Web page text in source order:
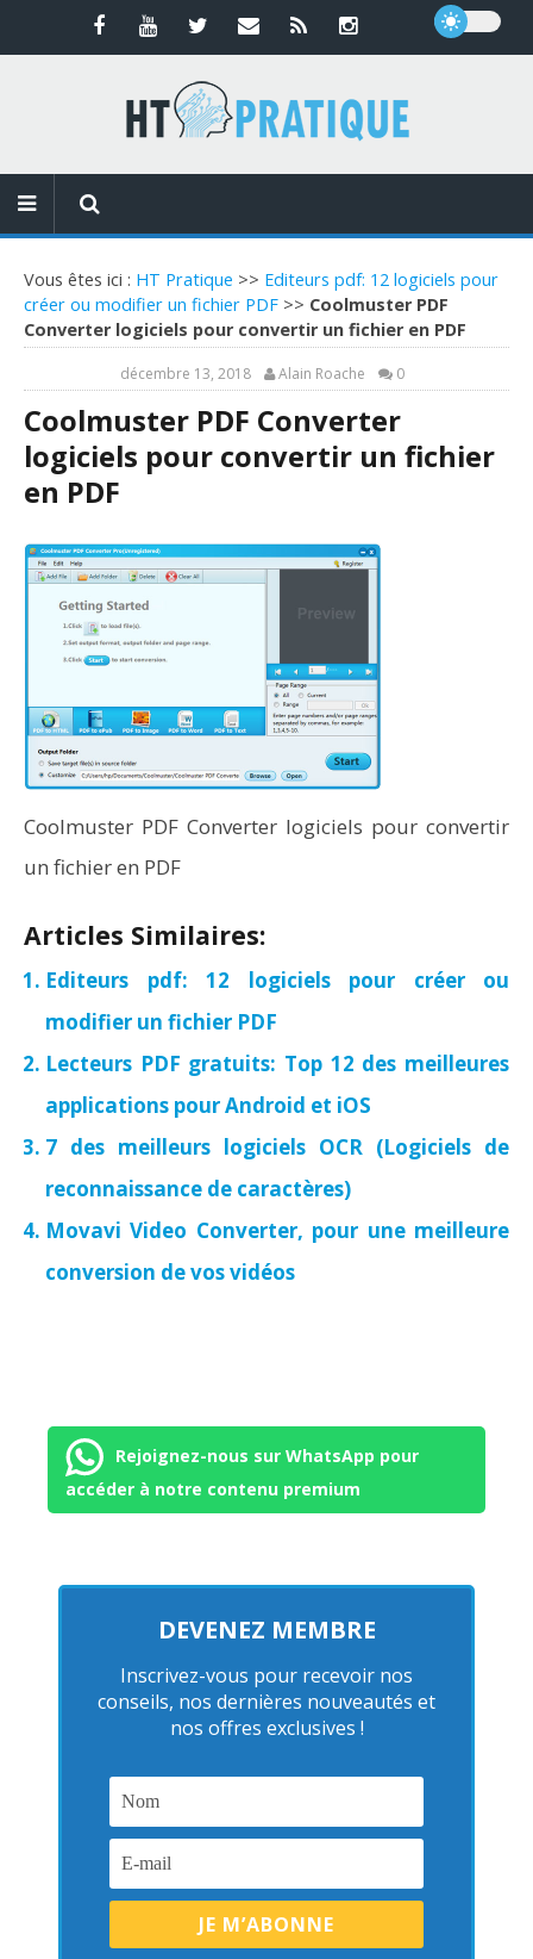
Vous êtes ici : HT Pratique >> Editeurs pdf: 12 logiciels pour
créer ou modifier un fichier PDF >> Coolmuster PDF
Converter logiciels pour convertir un fichier en PDF
décembre 13, 2018 Alain Roache 0
Coolmuster PDF Converter
logiciels pour convertir un fichier
en PDF
Coolmuster PDF Converter logiciels pour convertir
un fichier en PDF
Articles Similaires:
Editeurs pdf: 12 logiciels pour créer ou
modifier un fichier PDF
Lecteurs PDF gratuits: Top 12 des meilleures
applications pour Android et iOS
7 des meilleurs logiciels OCR (Logiciels de
reconnaissance de caractères)
Movavi Video Converter, pour une meilleure
conversion de vos vidéos
Rejoignez-nous sur WhatsApp pour
accéder à notre contenu premium
DEVENEZ MEMBRE
Inscrivez-vous pour recevoir nos
conseils, nos dernières nouveautés et
nos offres exclusives !